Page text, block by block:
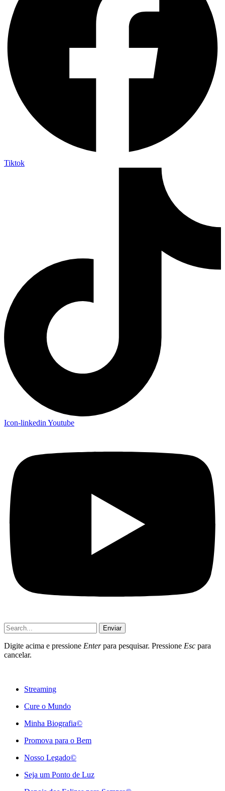
Tiktok
Icon-linkedin Youtube
Enviar
Digite acima e pressione Enterpara pesquisar. Pressione Esc para
cancelar.
Streaming
Cure o Mundo
Minha Biografia©
Promova para o Bem
Nosso Legado©
Seja um Ponto de Luz